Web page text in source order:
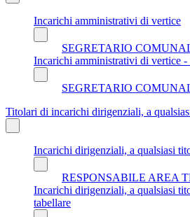
Incarichi amministrativi di vertice
SEGRETARIO
Incarichi amministrativi di vertice -
SEGRETARIO
Titolari di incarichi dirigenziali, a
Incarichi dirigenziali, a qualsiasi
RESPONSABILE AREA
Incarichi dirigenziali, a qualsiasi
tabellare